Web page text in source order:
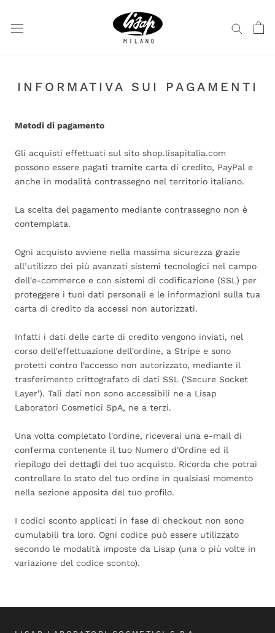
contenuto
INFORMATIVA SUI PAGAMENTI
Metodi di pagamento
Gli acquisti effettuati sul sito shop.lisapitalia.com
possono essere pagati tramite carta di credito, PayPal e
anche in modalità contrassegno nel territorio italiano.
La scelta del pagamento mediante contrassegno non è
contemplata.
Ogni acquisto avviene nella massima sicurezza grazie
all’utilizzo dei più avanzati sistemi tecnologici nel campo
dell'e-commerce e con sistemi di codificazione (SSL) per
proteggere i tuoi dati personali e le informazioni sulla tua
carta di credito da accessi non autorizzati.
Infatti i dati delle carte di credito vengono inviati, nel
corso dell'effettuazione dell'ordine, a Stripe e sono
protetti contro l'accesso non autorizzato, mediante il
trasferimento crittografato di dati SSL ('Secure Socket
Layer'). Tali dati non sono accessibili ne a Lisap
Laboratori Cosmetici SpA, ne a terzi.
Una volta completato l'ordine, riceverai una e-mail di
conferma contenente il tuo Numero d'Ordine ed il
riepilogo dei dettagli del tuo acquisto. Ricorda che potrai
controllare lo stato del tuo ordine in qualsiasi momento
nella sezione apposita del tuo profilo.
I codici sconto applicati in fase di checkout non sono
cumulabili tra loro. Ogni codice può essere utilizzato
secondo le modalità imposte da Lisap (una o più volte in
variazione del codice sconto).